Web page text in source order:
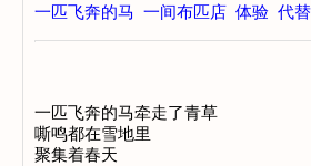
一匹飞奔的马 一间布匹店 体验 代替
一匹飞奔的马牵走了青草
嘶鸣都在雪地里
聚集着春天